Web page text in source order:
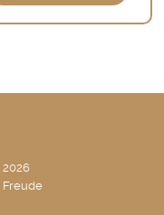
2026
Freude